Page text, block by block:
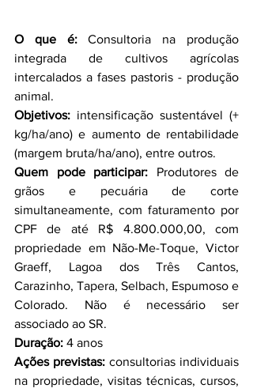
O que é: Consultoria na produção
integrada de cultivos agrícolas
intercalados a fases pastoris - produção
animal.
Objetivos: intensificação sustentável (+
kg/ha/ano) e aumento de rentabilidade
(margem bruta/ha/ano), entre outros.
Quem pode participar: Produtores de
grãos e pecuária de corte
simultaneamente, com faturamento por
CPF de até R$ 4.800.000,00, com
propriedade em Não-Me-Toque, Victor
Graeff, Lagoa dos Três Cantos,
Carazinho, Tapera, Selbach, Espumoso e
Colorado. Não é necessário ser
associado ao SR.
Duração: 4 anos
Ações previstas: consultorias individuais
na propriedade, visitas técnicas, cursos,